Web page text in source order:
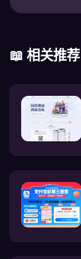
📖 相关推荐